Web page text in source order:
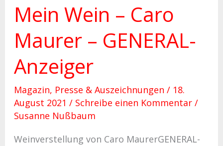
Mein Wein – Caro
Maurer – GENERAL-
Anzeiger
Magazin, Presse & Auszeichnungen / 18.
August 2021 / Schreibe einen Kommentar /
Susanne Nußbaum
Weinverstellung von Caro MaurerGENERAL-